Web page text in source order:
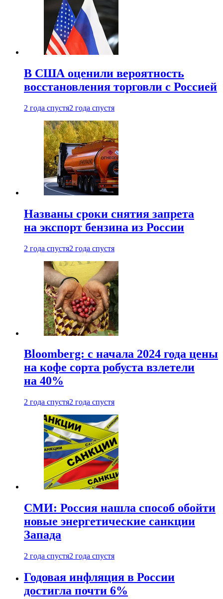
В США оценили вероятность
восстановления торговли с Россией
2 года спустя2 года спустя
Названы сроки снятия запрета
на экспорт бензина из России
2 года спустя2 года спустя
Bloomberg: с начала 2024 года цены
на кофе сорта робуста взлетели
на 40%
2 года спустя2 года спустя
СМИ: Россия нашла способ обойти
новые энергетические санкции
Запада
2 года спустя2 года спустя
Годовая инфляция в России
достигла почти 6%